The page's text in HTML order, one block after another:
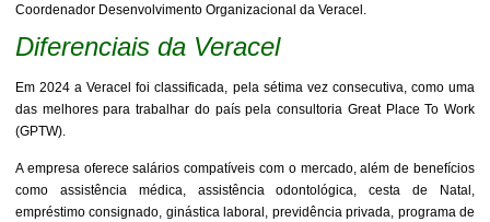
Coordenador Desenvolvimento Organizacional da Veracel.
Diferenciais da Veracel
Em 2024 a Veracel foi classificada, pela sétima vez consecutiva, como uma
das melhores para trabalhar do país pela consultoria Great Place To Work
(GPTW).
A empresa oferece salários compatíveis com o mercado, além de benefícios
como assistência médica, assistência odontológica, cesta de Natal,
empréstimo consignado, ginástica laboral, previdência privada, programa de